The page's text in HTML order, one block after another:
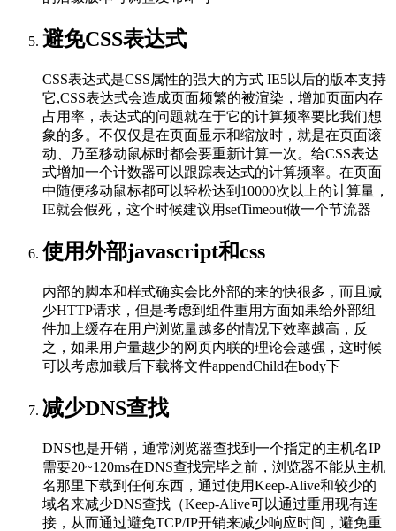
避免CSS表达式
CSS表达式是CSS属性的强大的方式 IE5以后的版本支持
它,CSS表达式会造成页面频繁的被渲染，增加页面内存
占用率，表达式的问题就在于它的计算频率要比我们想
象的多。不仅仅是在页面显示和缩放时，就是在页面滚
动、乃至移动鼠标时都会要重新计算一次。给CSS表达
式增加一个计数器可以跟踪表达式的计算频率。在页面
中随便移动鼠标都可以轻松达到10000次以上的计算量，
IE就会假死，这个时候建议用setTimeout做一个节流器
使用外部javascript和css
内部的脚本和样式确实会比外部的来的快很多，而且减
少HTTP请求，但是考虑到组件重用方面如果给外部组
件加上缓存在用户浏览量越多的情况下效率越高，反
之，如果用户量越少的网页内联的理论会越强，这时候
可以考虑加载后下载将文件appendChild在body下
减少DNS查找
DNS也是开销，通常浏览器查找到一个指定的主机名IP
需要20~120ms在DNS查找完毕之前，浏览器不能从主机
名那里下载到任何东西，通过使用Keep-Alive和较少的
域名来减少DNS查找（Keep-Alive可以通过重用现有连
接，从而通过避免TCP/IP开销来减少响应时间，避免重